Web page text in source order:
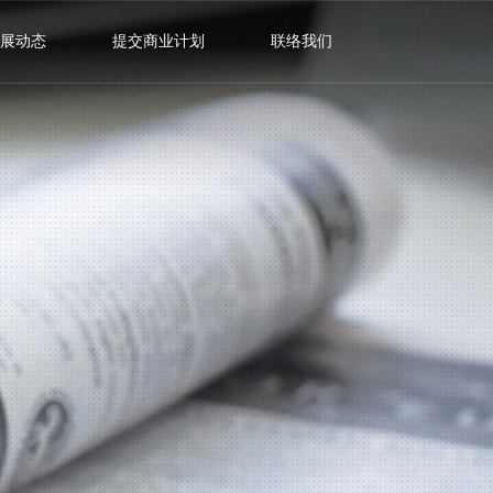
动态 提交商业计划 联络我们